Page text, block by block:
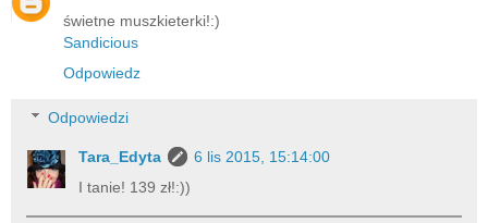
świetne muszkieterki!:)
Sandicious
Odpowiedz
Odpowiedzi
Tara_Edyta
6 lis 2015, 15:14:00
I tanie! 139 zł!:))